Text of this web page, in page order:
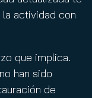
actividad con
que implica.
han sido
de